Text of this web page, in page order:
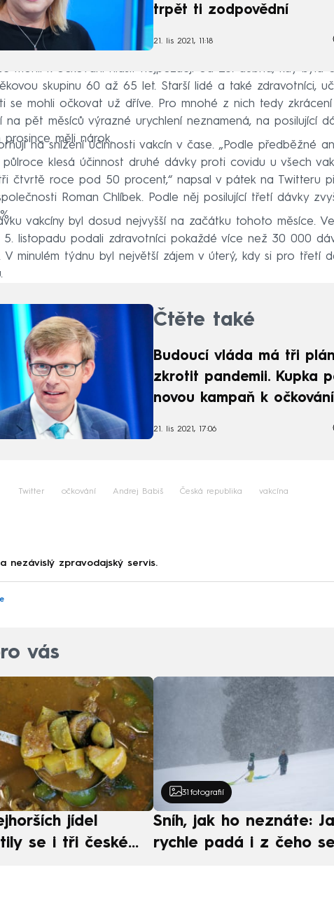
trpět ti zodpovědní
21. lis 2021, 11:18
mohli k očkování hlásit nejpozději od 23. dubna, kdy byla
skupinu 60 až 65 let. Starší lidé a také zdravotníci,
se mohli očkovat už dříve. Pro mnohé z nich tedy zkrácení
na pět měsíců výrazné urychlení neznamená, na posilující
prosince měli nárok.
na snížení účinnosti vakcín v čase. „Podle předběžné
klesá účinnost druhé dávky proti covidu u všech
čtvrtě roce pod 50 procent,“ napsal v pátek na Twitteru
Roman Chlíbek. Podle něj posilující třetí dávky
vakcíny byl dosud nejvyšší na začátku tohoto měsíce.
listopadu podali zdravotníci pokaždé více než 30 000
V minulém týdnu byl největší zájem v úterý, kdy si pro třetí
Čtěte také
Budoucí vláda má tři
zkrotit pandemii. Kupka
novou kampaň k očkování
21. lis 2021, 17:06
Twitter očkování Andrej Babiš Česká republika vakcína
nezávislý zpravodajský servis.
vás
jídel
se i tři české
31 fotografií
Sníh, jak ho neznáte:
rychle padá i z čeho se